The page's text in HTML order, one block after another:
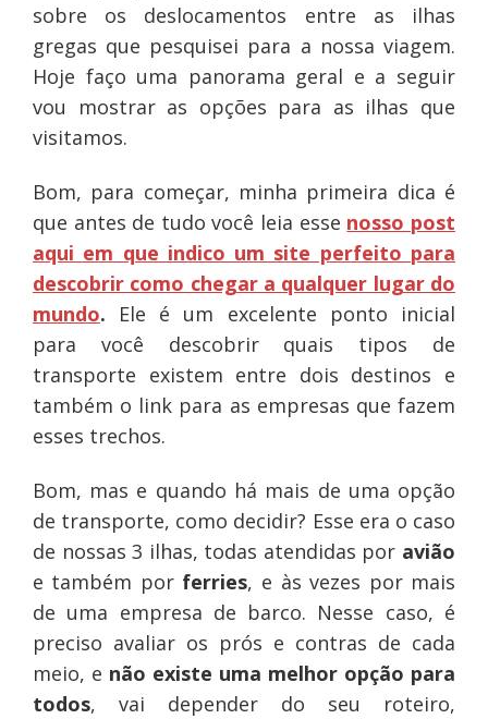
sobre os deslocamentos entre as ilhas
gregas que pesquisei para a nossa viagem.
Hoje faço uma panorama geral e a seguir
vou mostrar as opções para as ilhas que
visitamos.
Bom, para começar, minha primeira dica é
que antes de tudo você leia esse nosso post
aqui em que indico um site perfeito para
descobrir como chegar a qualquer lugar do
mundo. Ele é um excelente ponto inicial
para você descobrir quais tipos de
transporte existem entre dois destinos e
também o link para as empresas que fazem
esses trechos.
Bom, mas e quando há mais de uma opção
de transporte, como decidir? Esse era o caso
de nossas 3 ilhas, todas atendidas por avião
e também por ferries, e às vezes por mais
de uma empresa de barco. Nesse caso, é
preciso avaliar os prós e contras de cada
meio, e não existe uma melhor opção para
todos, vai depender do seu roteiro,